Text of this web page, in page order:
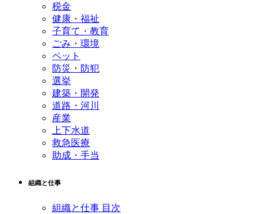
税金
健康・福祉
子育て・教育
ごみ・環境
ペット
防災・防犯
選挙
建築・開発
道路・河川
産業
上下水道
救急医療
助成・手当
組織と仕事
組織と仕事 目次